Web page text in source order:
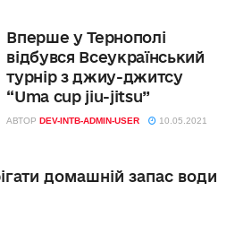
Вперше у Тернополі
відбувся Всеукраїнський
турнір з джиу-джитсу
“Uma cup jiu-jitsu”
АВТОР DEV-INTB-ADMIN-USER 10.05.2021
домашній запас води